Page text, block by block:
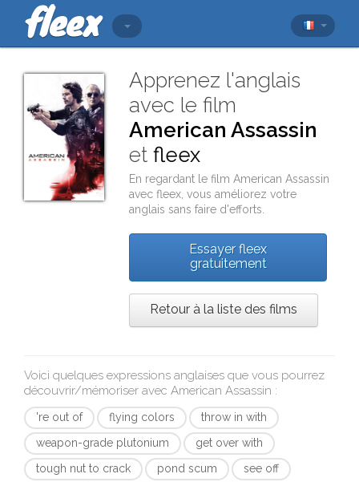
Apprenez l'anglais
avec le film
American Assassin
etfleex
En regardant le filmAmerican Assassin
avecfleex , vous améliorez votre
anglais sans faire d'efforts.
Essayer fleex
gratuitement
Retour à la liste des films
Voici quelques expressions anglaises que vous pourrez
découvrir/mémoriser avec American Assassin :
're out of flying colors
throw in with
weapon-grade plutonium
get over with
tough nut to crack
pond scum
see off